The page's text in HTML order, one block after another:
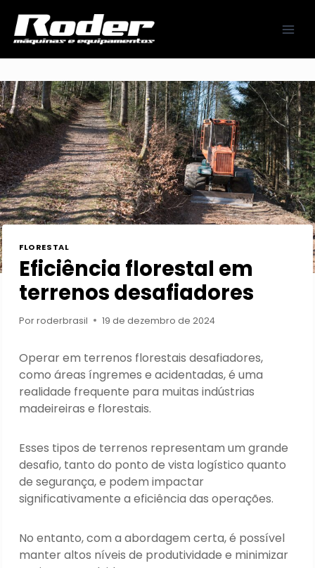
para
Conteúdo
FLORESTAL
Eficiência florestal em
terrenos desafiadores
Porroderbrasil 19 de dezembro de 2024
Operar em terrenos florestais desafiadores,
como áreas íngremes e acidentadas, é uma
realidade frequente para muitas indústrias
madeireiras e florestais.
Esses tipos de terrenos representam um grande
desafio, tanto do ponto de vista logístico quanto
de segurança, e podem impactar
significativamente a eficiência das operações.
No entanto, com a abordagem certa, é possível
manter altos níveis de produtividade e minimizar